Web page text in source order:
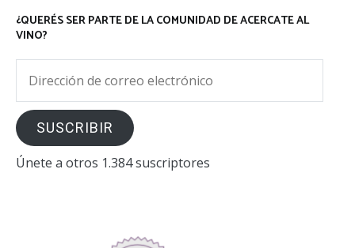
¿QUERÉS SER PARTE DE LA COMUNIDAD DE ACERCATE AL
VINO?
correo
electrónico
SUSCRIBIR
Únete a otros 1.384 suscriptores